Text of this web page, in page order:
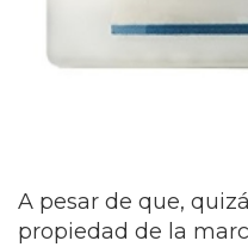
A pesar de que,
propiedad de la